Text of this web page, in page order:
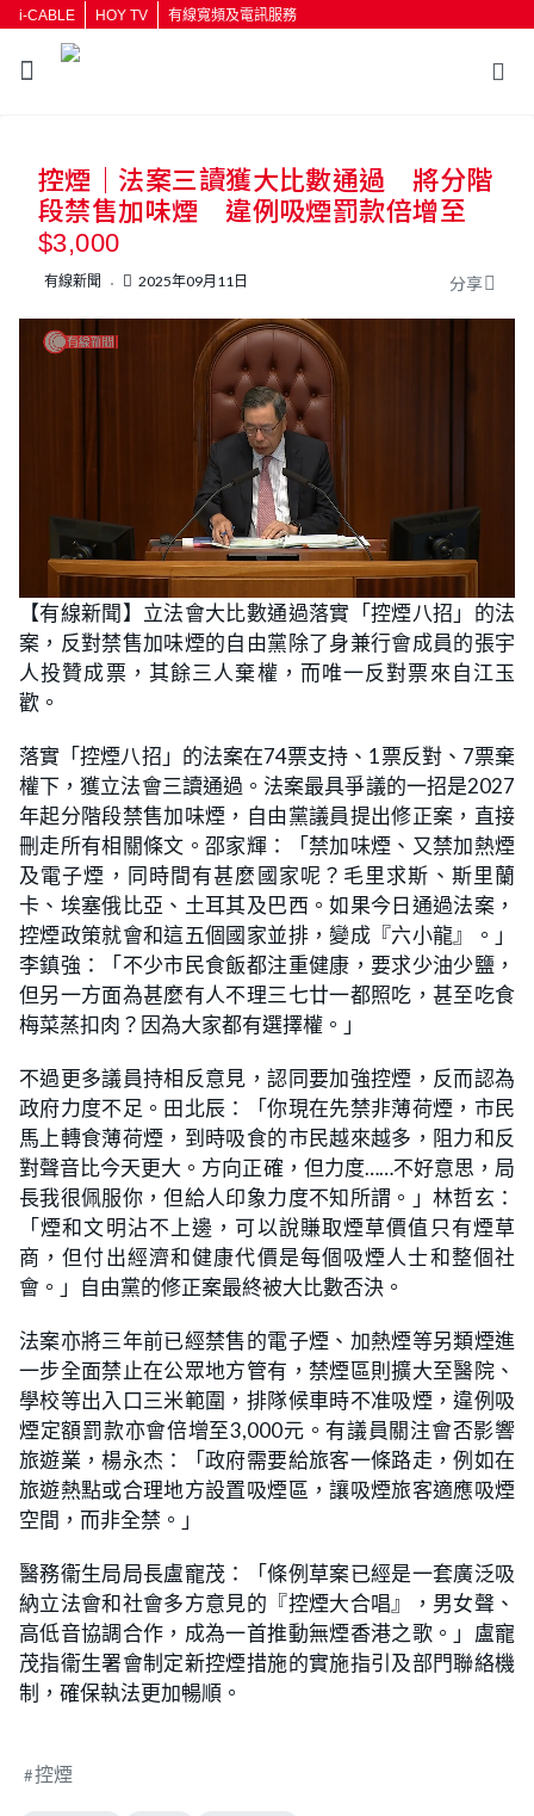
i-CABLE HOY TV 有線寬頻及電訊服務
按輸入鍵開始搜尋
控煙｜法案三讀獲大比數通過 將分階
段禁售加味煙 違例吸煙罰款倍增至
$3,000
有線新聞 2025年09月11日 分享
n
m
t
e
L
o
a
d
e
d
:
1
%
【有線新聞】立法會大比數通過落實「控煙八招」的法
案，反對禁售加味煙的自由黨除了身兼行會成員的張宇
人投贊成票，其餘三人棄權，而唯一反對票來自江玉
歡。
落實「控煙八招」的法案在74票支持、1票反對、7票棄
權下，獲立法會三讀通過。法案最具爭議的一招是2027
年起分階段禁售加味煙，自由黨議員提出修正案，直接
刪走所有相關條文。邵家輝：「禁加味煙、又禁加熱煙
及電子煙，同時間有甚麼國家呢？毛里求斯、斯里蘭
卡、埃塞俄比亞、土耳其及巴西。如果今日通過法案，
控煙政策就會和這五個國家並排，變成『六小龍』。」
李鎮強：「不少市民食飯都注重健康，要求少油少鹽，
但另一方面為甚麼有人不理三七廿一都照吃，甚至吃食
梅菜蒸扣肉？因為大家都有選擇權。」
不過更多議員持相反意見，認同要加強控煙，反而認為
政府力度不足。田北辰：「你現在先禁非薄荷煙，市民
馬上轉食薄荷煙，到時吸食的市民越來越多，阻力和反
對聲音比今天更大。方向正確，但力度……不好意思，局
長我很佩服你，但給人印象力度不知所謂。」林哲玄：
「煙和文明沾不上邊，可以說賺取煙草價值只有煙草
商，但付出經濟和健康代價是每個吸煙人士和整個社
會。」自由黨的修正案最終被大比數否決。
法案亦將三年前已經禁售的電子煙、加熱煙等另類煙進
一步全面禁止在公眾地方管有，禁煙區則擴大至醫院、
學校等出入口三米範圍，排隊候車時不准吸煙，違例吸
煙定額罰款亦會倍增至3,000元。有議員關注會否影響
旅遊業，楊永杰：「政府需要給旅客一條路走，例如在
旅遊熱點或合理地方設置吸煙區，讓吸煙旅客適應吸煙
空間，而非全禁。」
醫務衞生局局長盧寵茂：「條例草案已經是一套廣泛吸
納立法會和社會多方意見的『控煙大合唱』，男女聲、
高低音協調合作，成為一首推動無煙香港之歌。」盧寵
茂指衞生署會制定新控煙措施的實施指引及部門聯絡機
制，確保執法更加暢順。
控煙